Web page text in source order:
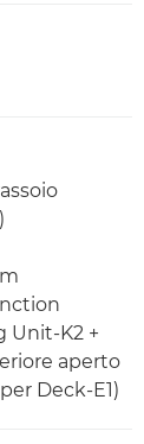
Unit-K2 +
aperto
Deck-E1)